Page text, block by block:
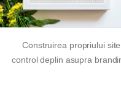
Construirea propriului
control deplin asupra